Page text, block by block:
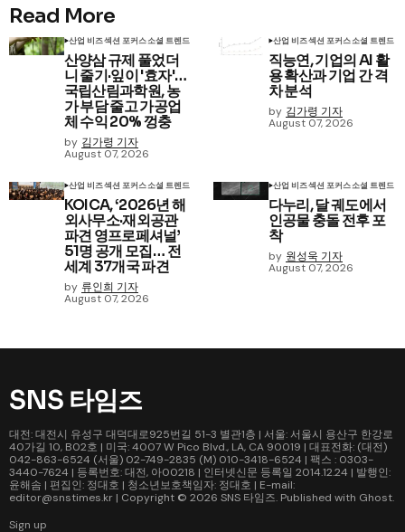
Read More
산업 비즈섹션 포커스소셜 트렌드
산양삼 규제 풀었더
니 줄기·잎이 '효자'…
국립산림과학원, 농
가 부담 줄고 가공업
체 수익 20% 껑충
by 김가령 기자
August 07, 2026
산업 비즈섹션 포커스소셜 트렌드
직능연, 기업의 AI 활
용 확산과 기업 간 격
차 분석
by 김가령 기자
August 07, 2026
산업 비즈섹션 포커스소셜 트렌드
KOICA, ‘2026년 해
외사무소·재외공관
파견 영프로페셔널’
51명 공개 모집… 전
세계 37개국 파견
by 류인희 기자
August 07, 2026
산업 비즈섹션 포커스소셜 트렌드
다누리, 달 궤도에서
인공물 충돌 전후 포
착
by 원성욱 기자
August 07, 2026
SNS 타임즈
대전: 대전시 유성구 대덕대로925번길 51-3 별관1층 | 서울: 서울시 용산구 한강로
40가길 10, B02호 | 미국: 4007 W Pico Blvd., LA, CA 90019 | 대표전화: (대전)
042-863-6524 (서울) 02-749-2835 (M) 010-3418-6524 | 팩스 : 0303-
3440-7624 | 등록번호: 대전, 아00218 | 인터넷신문 등록일 2014.12.24 | 발행인:
윤해솜 | 편집인: 정대호 | 청소년보호책임자: 정대호 | E-mail:
editor@snstimes.kr | Copyright © 2026 SNS 타임즈. Published with Ghost.
Sign up